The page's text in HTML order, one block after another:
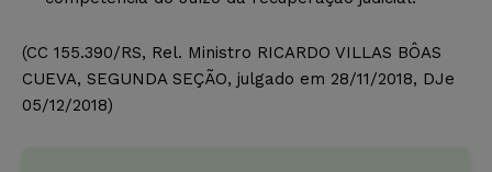
(CC 155.390/RS, Rel. Ministro RICARDO VILLAS BÔAS
CUEVA, SEGUNDA SEÇÃO, julgado em 28/11/2018, DJe
05/12/2018)